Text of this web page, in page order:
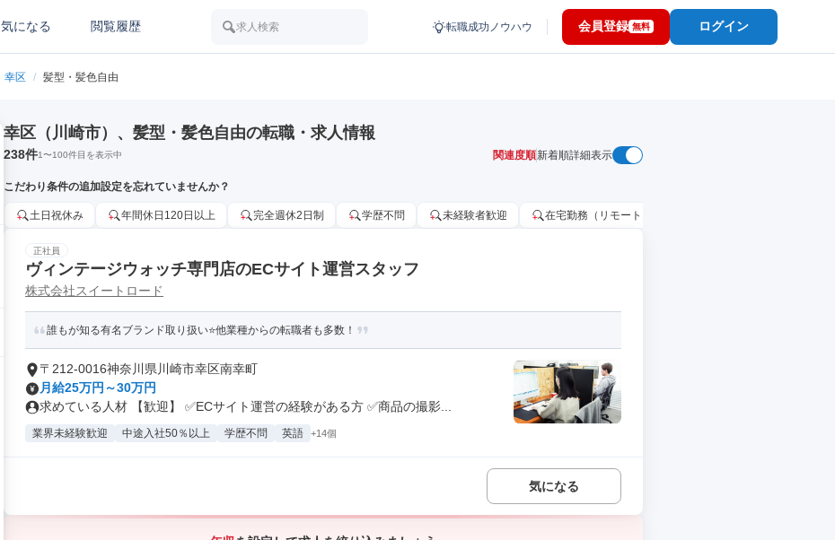
気になる 閲覧履歴 求人検索 転職成功ノウハウ 会員登録 無料 ログイン
幸区 / 髪型・髪色自由
幸区（川崎市）、髪型・髪色自由の転職・求人情報
238件1〜100件目を表示中 関連度順新着順詳細表示
こだわり条件の追加設定を忘れていませんか？
土日祝休み 年間休日120日以上 完全週休2日制 学歴不問 未経験者歓迎 在宅勤務（リモートワーク）OK
正社員
ヴィンテージウォッチ専門店のECサイト運営スタッフ
株式会社スイートロード
誰もが知る有名ブランド取り扱い⭐他業種からの転職者も多数！
〒212-0016神奈川県川崎市幸区南幸町
月給25万円～30万円
求めている人材 【歓迎】 ✅ECサイト運営の経験がある方 ✅商品の撮影...
業界未経験歓迎 中途入社50％以上 学歴不問 英語 +14個
気になる